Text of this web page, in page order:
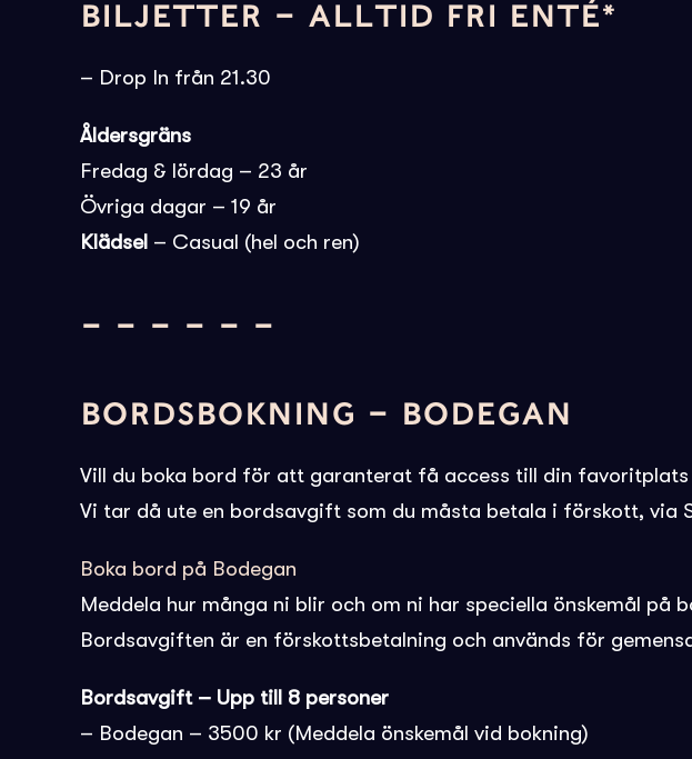
BILJETTER – ALLTID FRI ENTÉ*
– Drop In från 21.30
Åldersgräns
Fredag & lördag – 23 år
Övriga dagar – 19 år
Klädsel – Casual (hel och ren)
– – – – – –
BORDSBOKNING – BODEGAN
Vill du boka bord för att garanterat få access till din
Vi tar då ute en bordsavgift som du måsta betala i förskott, via
Boka bord på Bodegan
Meddela hur många ni blir och om ni har speciella önskemål på
Bordsavgiften är en förskottsbetalning och används för
Bordsavgift – Upp till 8 personer
– Bodegan – 3500 kr (Meddela önskemål vid bokning)